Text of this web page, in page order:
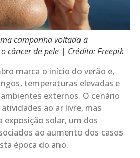
campanha voltada à
câncer de pele | Crédito: Freepik
marca o início do verão e,
temperaturas elevadas e
externos. O cenário
ao ar livre, mas
solar, um dos
ao aumento dos casos
época do ano.